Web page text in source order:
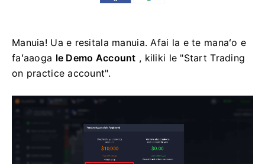
Manuia! ​​Ua e resitala manuia. Afai la e te manaʻo e
faʻaaoga le Demo Account , kiliki le "Start Trading
on practice account".